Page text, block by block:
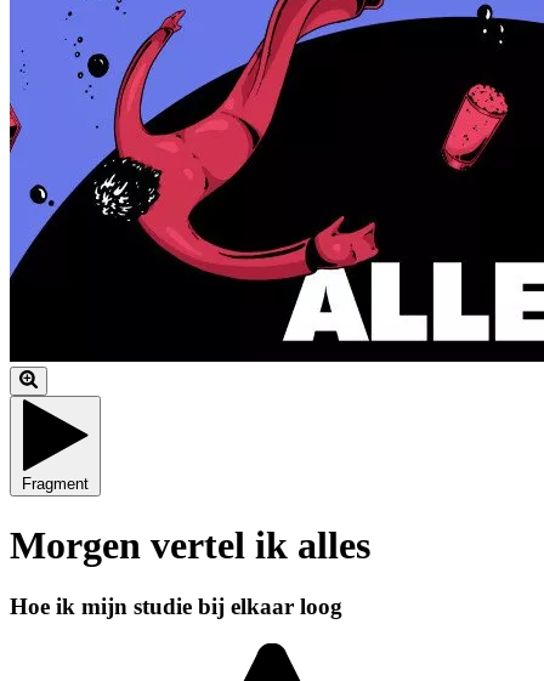
Fragment
Morgen vertel ik alles
Hoe ik mijn studie bij elkaar loog